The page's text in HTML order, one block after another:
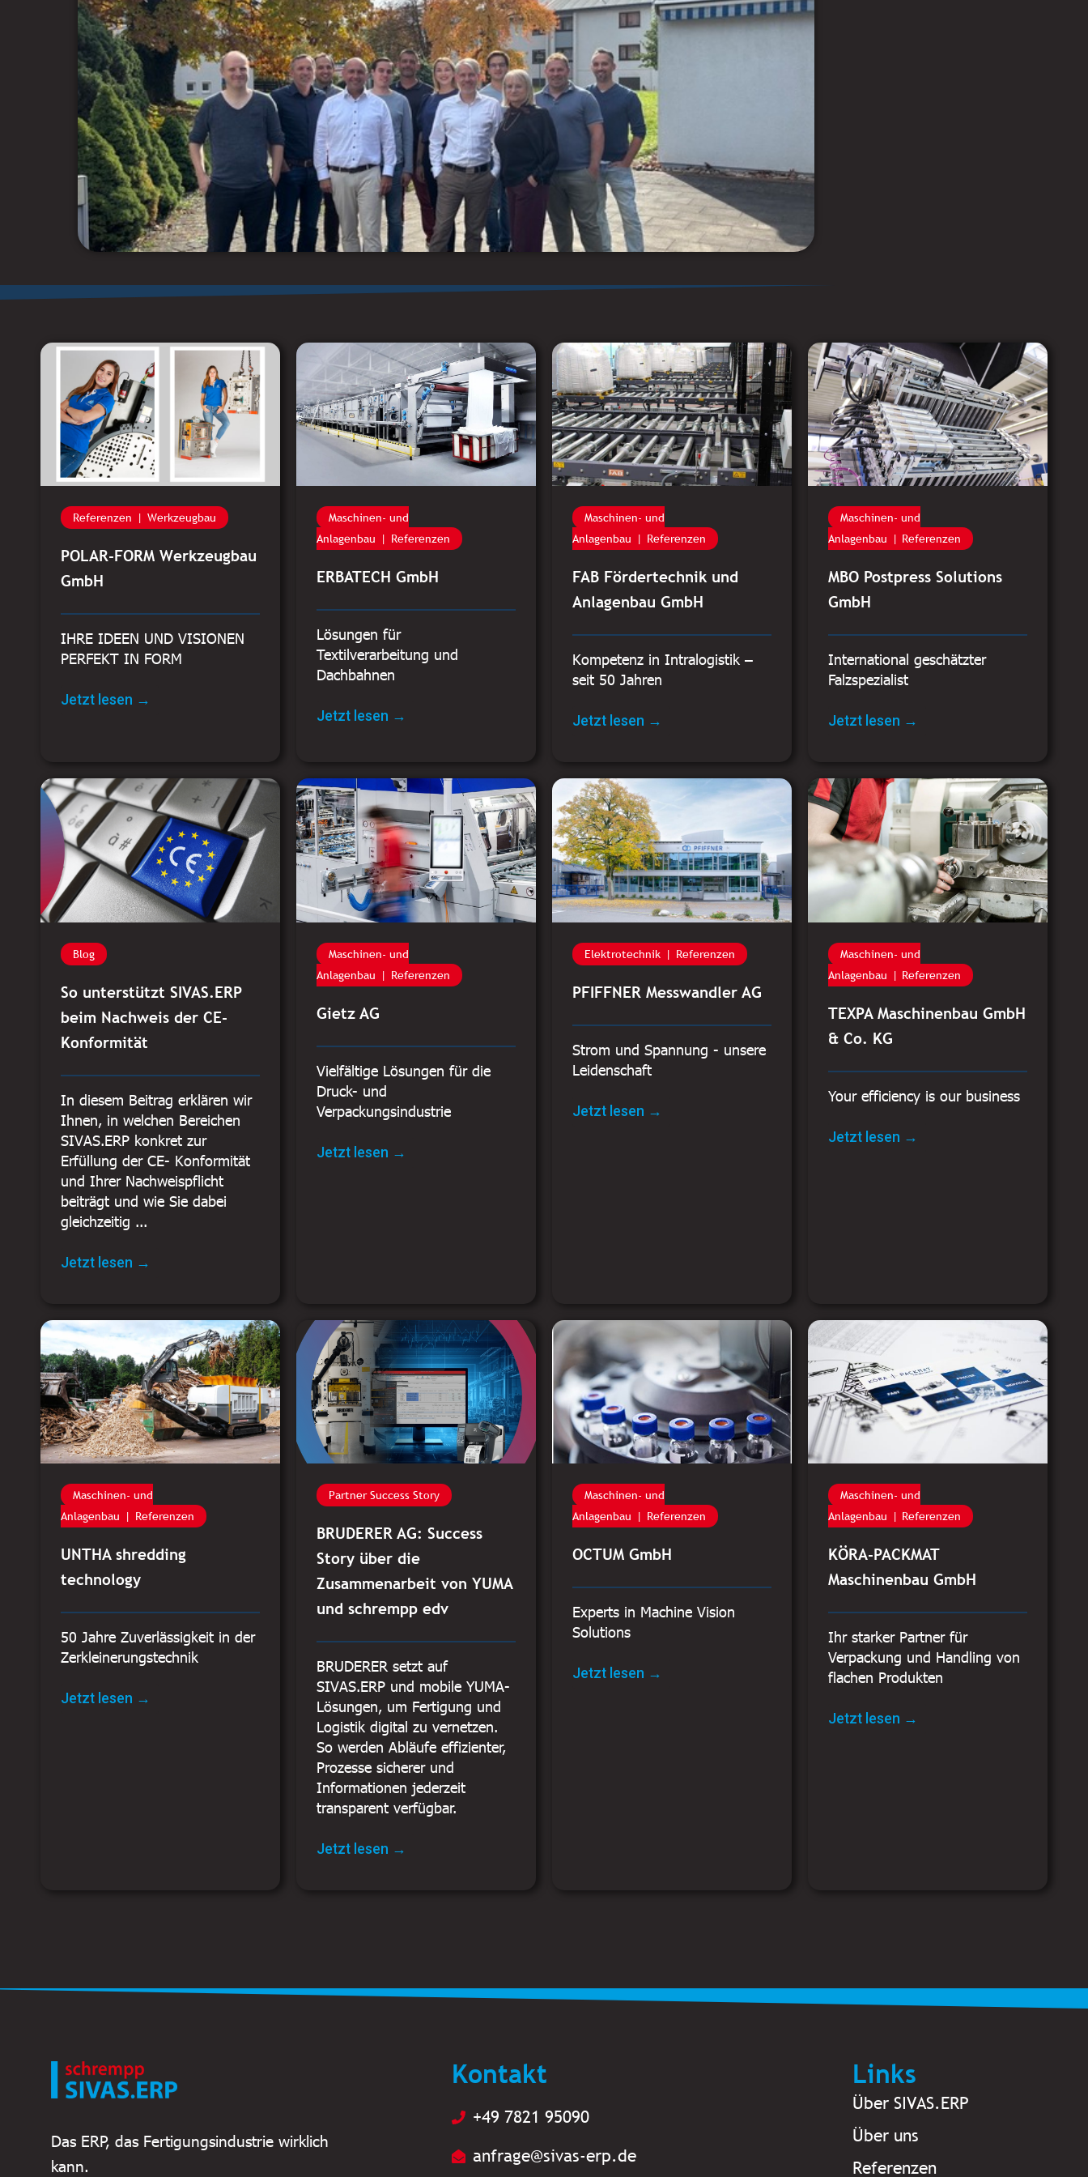
Referenzen Werkzeugbau
POLAR-FORM Werkzeugbau
GmbH
IHRE IDEEN UND VISIONEN
PERFEKT IN FORM
Jetzt lesen →
Maschinen- und
Anlagenbau
Referenzen
ERBATECH GmbH
Lösungen für
Textilverarbeitung und
Dachbahnen
Jetzt lesen →
Maschinen- und
Anlagenbau
Referenzen
FAB Fördertechnik und
Anlagenbau GmbH
Kompetenz in Intralogistik –
seit 50 Jahren
Jetzt lesen →
Maschinen- und
Anlagenbau
Referenzen
MBO Postpress Solutions
GmbH
International geschätzter
Falzspezialist
Jetzt lesen →
Blog
So unterstützt SIVAS.ERP
beim Nachweis der CE-
Konformität
In diesem Beitrag erklären wir
Ihnen, in welchen Bereichen
SIVAS.ERP konkret zur
Erfüllung der CE- Konformität
und Ihrer Nachweispflicht
beiträgt und wie Sie dabei
gleichzeitig ...
Jetzt lesen →
Maschinen- und
Anlagenbau
Referenzen
Gietz AG
Vielfältige Lösungen für die
Druck- und
Verpackungsindustrie
Jetzt lesen →
Elektrotechnik Referenzen
PFIFFNER Messwandler AG
Strom und Spannung - unsere
Leidenschaft
Jetzt lesen →
Maschinen- und
Anlagenbau
Referenzen
TEXPA Maschinenbau GmbH
& Co. KG
Your efficiency is our business
Jetzt lesen →
Maschinen- und
Anlagenbau
Referenzen
UNTHA shredding
technology
50 Jahre Zuverlässigkeit in der
Zerkleinerungstechnik
Jetzt lesen →
Partner Success Story
BRUDERER AG: Success
Story über die
Zusammenarbeit von YUMA
und schrempp edv
BRUDERER setzt auf
SIVAS.ERP und mobile YUMA-
Lösungen, um Fertigung und
Logistik digital zu vernetzen.
So werden Abläufe effizienter,
Prozesse sicherer und
Informationen jederzeit
transparent verfügbar.
Jetzt lesen →
Maschinen- und
Anlagenbau
Referenzen
OCTUM GmbH
Experts in Machine Vision
Solutions
Jetzt lesen →
Maschinen- und
Anlagenbau
Referenzen
KÖRA-PACKMAT
Maschinenbau GmbH
Ihr starker Partner für
Verpackung und Handling von
flachen Produkten
Jetzt lesen →
Das ERP, das Fertigungsindustrie wirklich
kann.
Kontakt
+49 7821 95090
anfrage@sivas-erp.de
Links
Über SIVAS.ERP
Über uns
Referenzen